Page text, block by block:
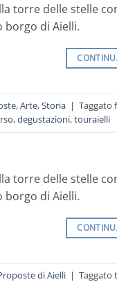
torre delle stelle
borgo di Aielli.
,Arte,Storia | Taggato
,degustazioni,touraielli
torre delle stelle
borgo di Aielli.
di Aielli | Taggato